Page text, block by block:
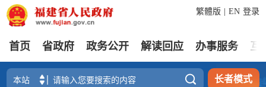
登录
繁體版 EN
首页 省政府 政务公开 解读回应 办事服务 互
 长者模式